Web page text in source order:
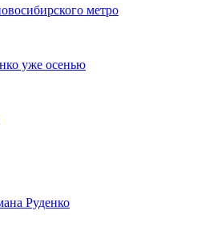
метро
уже осенью
Руденко